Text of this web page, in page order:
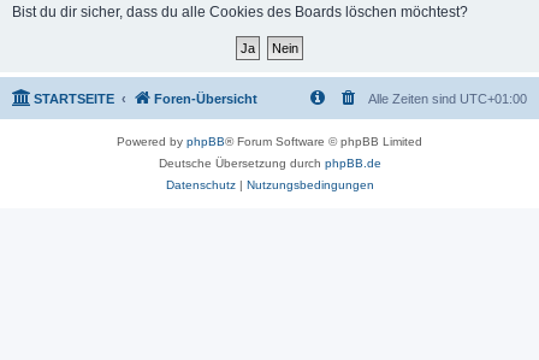
Bist du dir sicher, dass du alle Cookies des Boards löschen möchtest?
STARTSEITE Foren-Übersicht Alle Zeiten sind UTC+01:00
Powered by phpBB® Forum Software © phpBB Limited
Deutsche Übersetzung durch phpBB.de
Datenschutz| Nutzungsbedingungen